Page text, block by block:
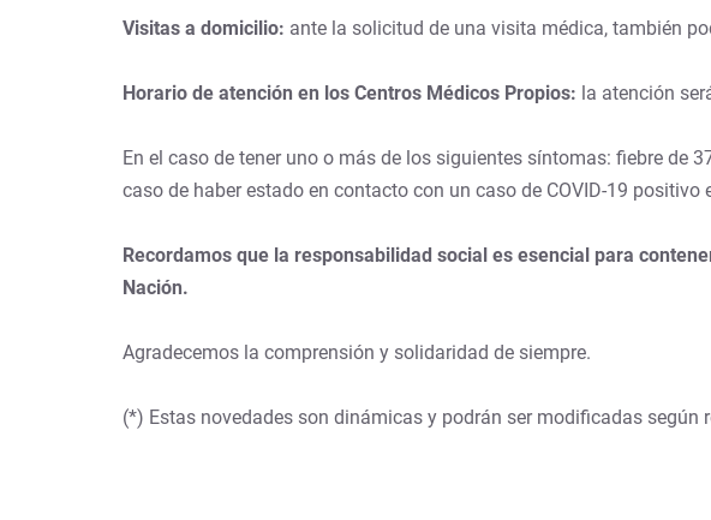
Visitas a domicilio: ante la solicitud de una visita médica, también
Horario de atención en los Centros Médicos Propios: la atención
En el caso de tener uno o más de los siguientes síntomas: fiebre de
caso de haber estado en contacto con un caso de COVID-19
Recordamos que la responsabilidad social es esencial para
Nación.
Agradecemos la comprensión y solidaridad de siempre.
(*) Estas novedades son dinámicas y podrán ser modificadas según